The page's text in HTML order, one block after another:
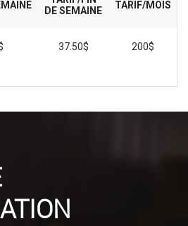
DE SEMAINE
TARIF/MOIS
37.50$ 200$